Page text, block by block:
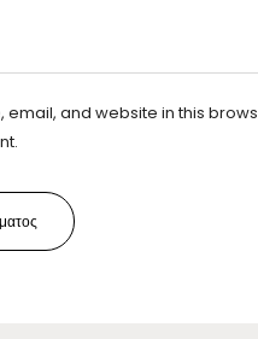
email, and website in this